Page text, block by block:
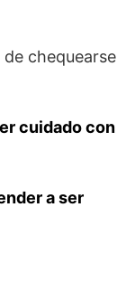
chequearse
cuidado con
a ser